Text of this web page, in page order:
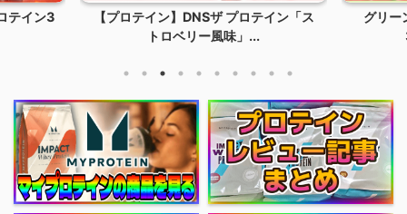
イン3
【プロテイン】DNSザ プロテイン「ス
トロベリー風味」...
グリー